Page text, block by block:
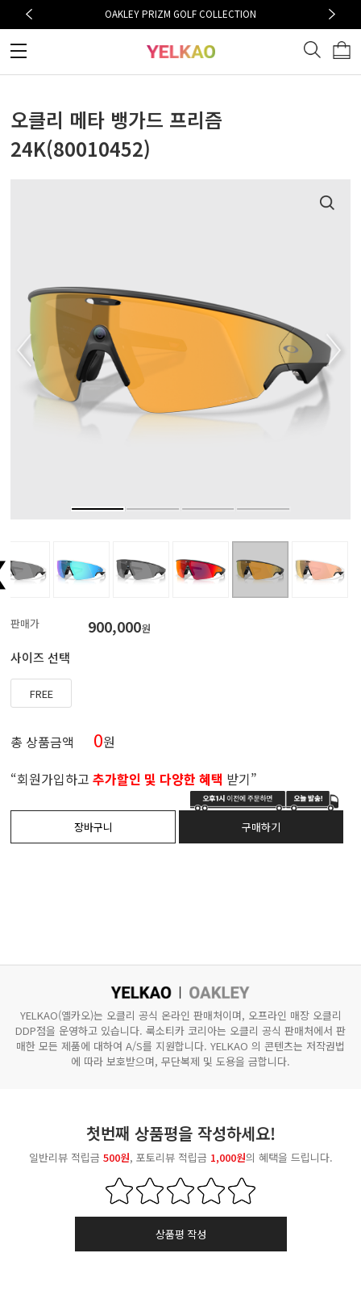
OAKLEY PRIZM GOLF COLLECTION
오클리 메타 뱅가드 프리즘
24K(80010452)
판매가 900,000원
사이즈 선택
FREE
총 상품금액 0원
“회원가입하고 추가할인 및 다양한 혜택 받기”
YELKAO(옐카오)는 오클리 공식 온라인 판매처이며, 오프라인 매장 오클리
DDP점을 운영하고 있습니다. 룩소티카 코리아는 오클리 공식 판매처에서 판
매한 모든 제품에 대하여 A/S를 지원합니다. YELKAO 의 콘텐츠는 저작권법
에 따라 보호받으며, 무단복제 및 도용을 금합니다.
첫번째 상품평을 작성하세요!
일반리뷰 적립금 500원, 포토리뷰 적립금 1,000원의 혜택을 드립니다.
상품평 작성